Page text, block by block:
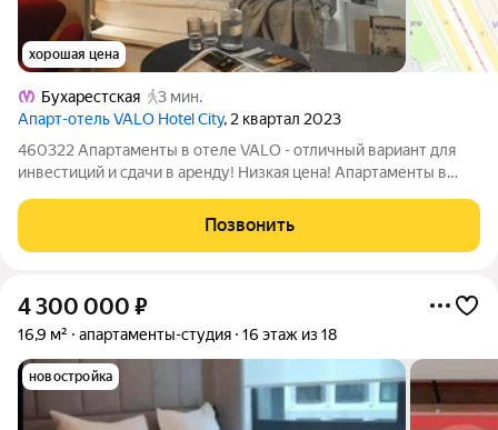
хорошая цена
Бухарестская
3 мин.
Апарт-отель VALO Hotel City, 2 квартал 2023
460322 Апартаменты в отеле VALO - отличный вариант для
инвестиций и сдачи в аренду! Низкая цена! Апартаменты в
готовы к сделке! ОБ АПАРТАМЕНТАХ: - Готовый ремонт с
мебелью и техникой! - Метро
Позвонить
4 300 000 ₽
16,9 м² апартаменты-студия 16 этаж из 18
новостройка